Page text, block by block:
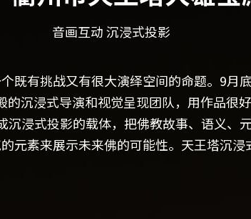
音画互动 沉浸式投影
既有挑战又有很大演绎空间的命题。9月
沉浸式导演和视觉呈现团队，用作品很
浸式投影的载体，把佛教故事、语义、
元素来展示未来佛的可能性。天王塔沉